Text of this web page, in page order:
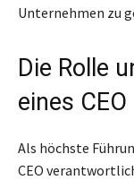
Unternehmen zu
Die Rolle
eines CEO
Als höchste
CEO